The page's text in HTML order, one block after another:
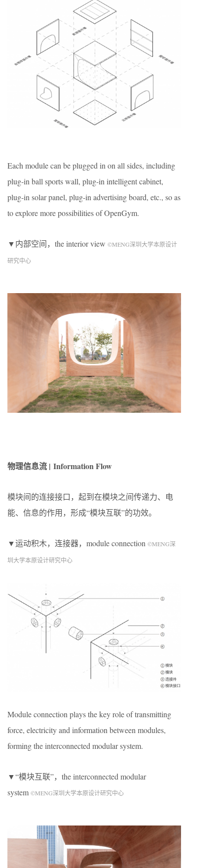
Each module can be plugged in on all sides, including
plug-in ball sports wall, plug-in intelligent cabinet,
plug-in solar panel, plug-in advertising board, etc., so as
to explore more possibilities of OpenGym.
▼内部空间，the interior view ©MENG深圳大学本原设计
研究中心
物理信息流 | Information Flow
模块间的连接接口，起到在模块之间传递力、电
能、信息的作用，形成“模块互联”的功效。
▼运动积木，连接器，module connection ©MENG深
圳大学本原设计研究中心
Module connection plays the key role of transmitting
force, electricity and information between modules,
forming the interconnected modular system.
▼“模块互联”，the interconnected modular
system ©MENG深圳大学本原设计研究中心